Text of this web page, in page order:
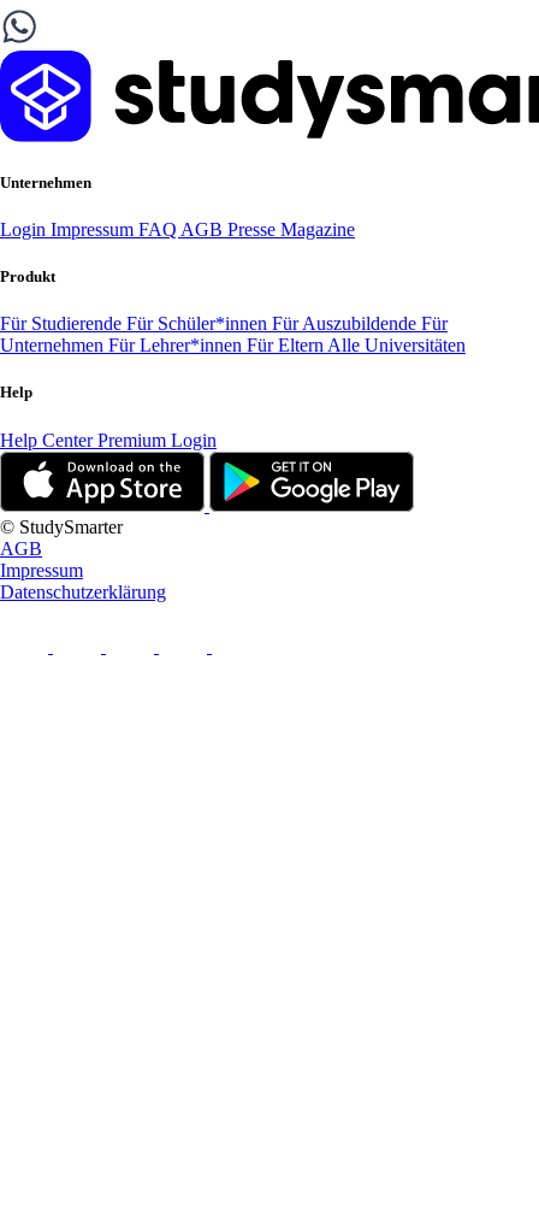
Unternehmen
Login Impressum FAQ AGB Presse Magazine
Produkt
Für Studierende Für Schüler*innen Für Auszubildende Für
Unternehmen Für Lehrer*innen Für Eltern Alle Universitäten
Help
Help CenterPremium Login
© StudySmarter
AGB
Impressum
Datenschutzerklärung